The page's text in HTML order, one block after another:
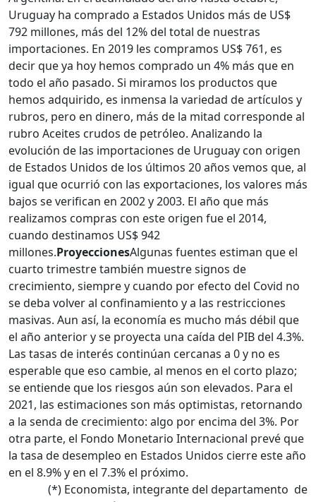
Uruguay ha comprado a Estados Unidos más de US$
792 millones, más del 12% del total de nuestras
importaciones. En 2019 les compramos US$ 761, es
decir que ya hoy hemos comprado un 4% más que en
todo el año pasado. Si miramos los productos que
hemos adquirido, es inmensa la variedad de artículos y
rubros, pero en dinero, más de la mitad corresponde al
rubro Aceites crudos de petróleo. Analizando la
evolución de las importaciones de Uruguay con origen
de Estados Unidos de los últimos 20 años vemos que, al
igual que ocurrió con las exportaciones, los valores más
bajos se verifican en 2002 y 2003. El año que más
realizamos compras con este origen fue el 2014,
cuando destinamos US$ 942
millones.ProyeccionesAlgunas fuentes estiman que el
cuarto trimestre también muestre signos de
crecimiento, siempre y cuando por efecto del Covid no
se deba volver al confinamiento y a las restricciones
masivas. Aun así, la economía es mucho más débil que
el año anterior y se proyecta una caída del PIB del 4.3%.
Las tasas de interés continúan cercanas a 0 y no es
esperable que eso cambie, al menos en el corto plazo;
se entiende que los riesgos aún son elevados. Para el
2021, las estimaciones son más optimistas, retornando
a la senda de crecimiento: algo por encima del 3%. Por
otra parte, el Fondo Monetario Internacional prevé que
la tasa de desempleo en Estados Unidos cierre este año
en el 8.9% y en el 7.3% el próximo.
(*) Economista, integrante del departamento de